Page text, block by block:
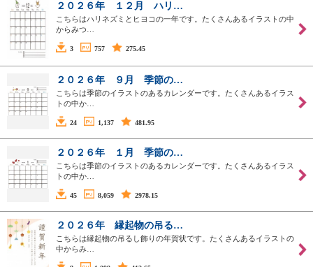
２０２６年 １２月 ハリ…
こちらはハリネズミとヒヨコの一年です。たくさんあるイラストの中
からみつ…
3 757 275.45
２０２６年 ９月 季節の…
こちらは季節のイラストのあるカレンダーです。たくさんあるイラス
トの中か…
24 1,137 481.95
２０２６年 １月 季節の…
こちらは季節のイラストのあるカレンダーです。たくさんあるイラス
トの中か…
45 8,059 2978.15
２０２６年 縁起物の吊る…
こちらは縁起物の吊るし飾りの年賀状です。たくさんあるイラストの
中からみ…